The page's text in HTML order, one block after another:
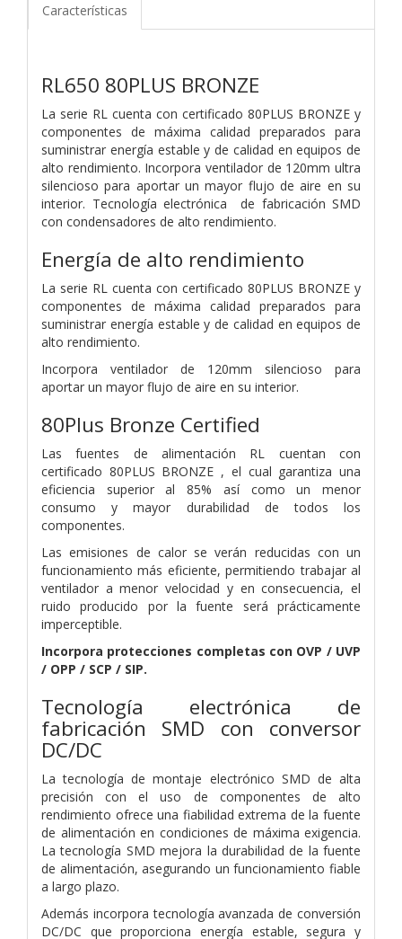
Características
RL650 80PLUS BRONZE
La serie RL cuenta con certificado 80PLUS BRONZE y
componentes de máxima calidad preparados para
suministrar energía estable y de calidad en equipos de
alto rendimiento. Incorpora ventilador de 120mm ultra
silencioso para aportar un mayor flujo de aire en su
interior. Tecnología electrónica de fabricación SMD
con condensadores de alto rendimiento.
Energía de alto rendimiento
La serie RL cuenta con certificado 80PLUS BRONZE y
componentes de máxima calidad preparados para
suministrar energía estable y de calidad en equipos de
alto rendimiento.
Incorpora ventilador de 120mm silencioso para
aportar un mayor flujo de aire en su interior.
80Plus Bronze Certified
Las fuentes de alimentación RL cuentan con
certificado 80PLUS BRONZE , el cual garantiza una
eficiencia superior al 85% así como un menor
consumo y mayor durabilidad de todos los
componentes.
Las emisiones de calor se verán reducidas con un
funcionamiento más eficiente, permitiendo trabajar al
ventilador a menor velocidad y en consecuencia, el
ruido producido por la fuente será prácticamente
imperceptible.
Incorpora protecciones completas con OVP / UVP
/ OPP / SCP / SIP.
Tecnología electrónica de
fabricación SMD con conversor
DC/DC
La tecnología de montaje electrónico SMD de alta
precisión con el uso de componentes de alto
rendimiento ofrece una fiabilidad extrema de la fuente
de alimentación en condiciones de máxima exigencia.
La tecnología SMD mejora la durabilidad de la fuente
de alimentación, asegurando un funcionamiento fiable
a largo plazo.
Además incorpora tecnología avanzada de conversión
DC/DC que proporciona energía estable, segura y